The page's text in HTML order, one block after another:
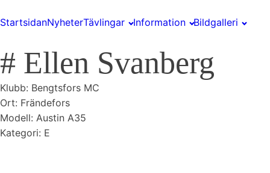
StartsidanNyheterTävlingar Information Bildgalleri
# Ellen Svanberg
Klubb: Bengtsfors MC
Ort: Frändefors
Modell: Austin A35
Kategori: E